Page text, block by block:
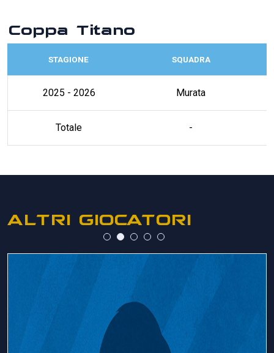
Coppa Titano
STAGIONE SQUADRA
2025 - 2026 Murata
Totale -
ALTRI GIOCATORI